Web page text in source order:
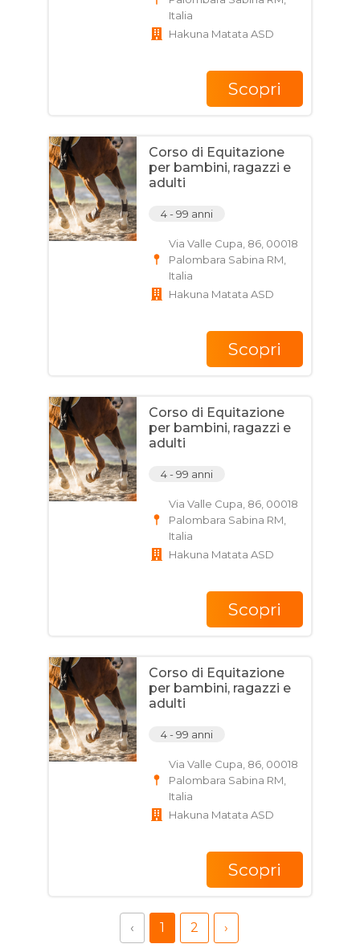
Italia
Hakuna Matata ASD
Scopri
Corso di Equitazione
per bambini, ragazzi e
adulti
4 - 99 anni
Via Valle Cupa, 86, 00018
Palombara Sabina RM,
Italia
Hakuna Matata ASD
Scopri
Corso di Equitazione
per bambini, ragazzi e
adulti
4 - 99 anni
Via Valle Cupa, 86, 00018
Palombara Sabina RM,
Italia
Hakuna Matata ASD
Scopri
Corso di Equitazione
per bambini, ragazzi e
adulti
4 - 99 anni
Via Valle Cupa, 86, 00018
Palombara Sabina RM,
Italia
Hakuna Matata ASD
Scopri
‹ 1 2 ›